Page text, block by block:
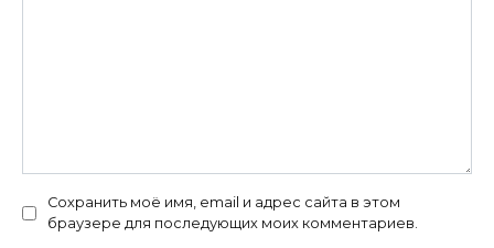
Сохранить моё имя, email и адрес сайта в этом
браузере для последующих моих комментариев.